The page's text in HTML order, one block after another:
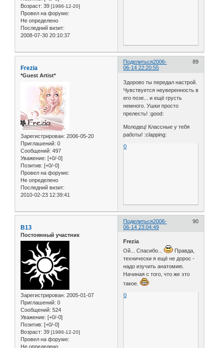
Возраст: 39 [1986-12-20]
Провел на форуме:
Не определено
Последний визит:
2008-07-30 20:10:37
Поделиться 89
2006-
06-14 22:20:55
Frezia
*Guest Artist*
Зарегистрирован: 2006-05-20
Приглашений: 0
Сообщений: 497
Уважение: [+0/-0]
Позитив: [+0/-0]
Провел на форуме:
Не определено
Последний визит:
2010-02-23 12:39:41
Здорово ты передал настрой.
Чувствуется неуверенность в
его позе... и ещё грусть
немного. Ушки просто
прелесть! :good:
Молодец! Классные у тебя
работы! :clapping:
0
Поделиться 90
2006-
06-14 23:04:49
B13
Постоянный участник
Зарегистрирован: 2005-01-07
Приглашений: 0
Сообщений: 524
Уважение: [+0/-0]
Позитив: [+0/-0]
Возраст: 39 [1986-12-20]
Провел на форуме:
Не определено
Frezia
Ой... Спасибо...
Правда,
технически я ещё не дорос -
надо изучить анатомию.
Начиная с того, что же это
такое.
0